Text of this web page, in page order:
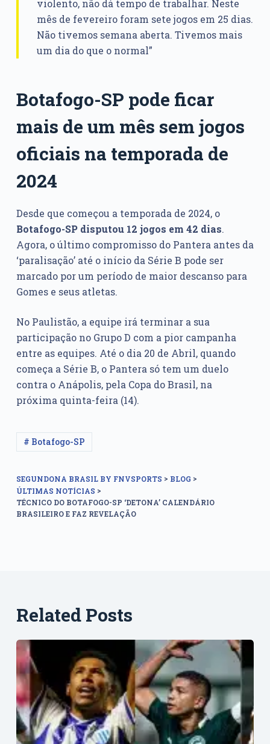
violento, não dá tempo de trabalhar. Neste
mês de fevereiro foram sete jogos em 25 dias.
Não tivemos semana aberta. Tivemos mais
um dia do que o normal”
Botafogo-SP pode ficar
mais de um mês sem jogos
oficiais na temporada de
2024
Desde que começou a temporada de 2024, o
Botafogo-SP disputou 12 jogos em 42 dias.
Agora, o último compromisso do Pantera antes da
‘paralisação’ até o início da Série B pode ser
marcado por um período de maior descanso para
Gomes e seus atletas.
No Paulistão, a equipe irá terminar a sua
participação no Grupo D com a pior campanha
entre as equipes. Até o dia 20 de Abril, quando
começa a Série B, o Pantera só tem um duelo
contra o Anápolis, pela Copa do Brasil, na
próxima quinta-feira (14).
# Botafogo-SP
SEGUNDONA BRASIL BY FNVSPORTS > BLOG >
ÚLTIMAS NOTÍCIAS >
TÉCNICO DO BOTAFOGO-SP ‘DETONA’ CALENDÁRIO
BRASILEIRO E FAZ REVELAÇÃO
Related Posts